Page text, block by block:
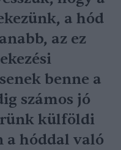
a hód
az ez
benne a
számos jó
külföldi
a hóddal való